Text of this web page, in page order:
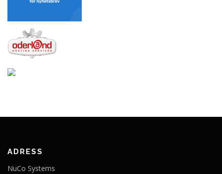
ADRESS
NuCo Systems